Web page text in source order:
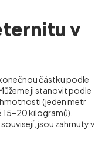
v
částku podle
ji stanovit podle
(jeden metr
kilogramů).
jsou zahrnuty v